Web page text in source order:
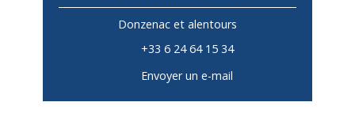
Donzenac et alentours
+33 6 24 64 15 34
Envoyer un e-mail